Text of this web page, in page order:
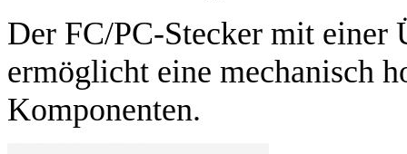
Der FC/PC-Stecker mit
ermöglicht eine mechanisch
Komponenten.